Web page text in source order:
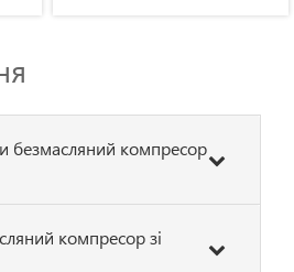
безмасляний компресор
компресор зі